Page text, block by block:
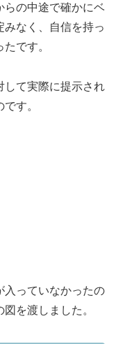
らの中途で確かにベ
みなく、自信を持っ
です。
して実際に提示され
す。
入っていなかったの
を渡しました。